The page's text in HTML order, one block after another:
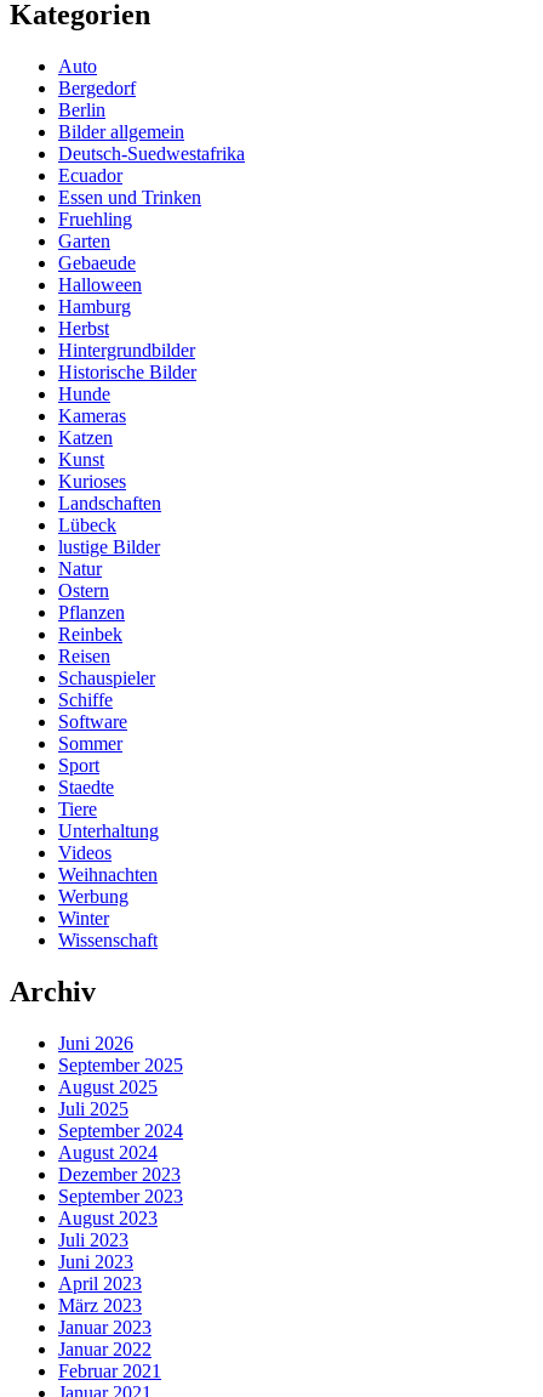
Kategorien
Auto
Bergedorf
Berlin
Bilder allgemein
Deutsch-Suedwestafrika
Ecuador
Essen und Trinken
Fruehling
Garten
Gebaeude
Halloween
Hamburg
Herbst
Hintergrundbilder
Historische Bilder
Hunde
Kameras
Katzen
Kunst
Kurioses
Landschaften
Lübeck
lustige Bilder
Natur
Ostern
Pflanzen
Reinbek
Reisen
Schauspieler
Schiffe
Software
Sommer
Sport
Staedte
Tiere
Unterhaltung
Videos
Weihnachten
Werbung
Winter
Wissenschaft
Archiv
Juni 2026
September 2025
August 2025
Juli 2025
September 2024
August 2024
Dezember 2023
September 2023
August 2023
Juli 2023
Juni 2023
April 2023
März 2023
Januar 2023
Januar 2022
Februar 2021
Januar 2021